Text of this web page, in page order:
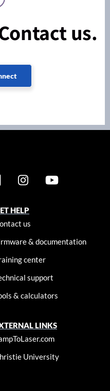
us.
HELP
us
& documentation
center
support
& calculators
LINKS
University